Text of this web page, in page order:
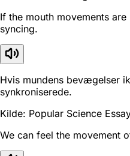
If the mouth movements
syncing.
Hvis mundens bevægelser
synkroniserede.
Kilde: Popular Science
We can feel the movement